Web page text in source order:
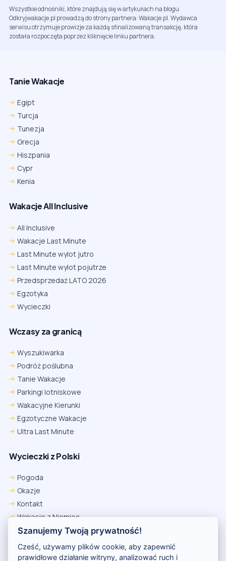
Wszystkie odnośniki, które znajdują się w artykułach na blogu
Odkryjwakacje.pl prowadzą do strony partnera: Wakacje.pl. Wydawca
serwisu otrzymuje prowizje za każdą sfinalizowaną transakcję, która
została rozpoczęta poprzez kliknięcie linku partnera.
Tanie Wakacje
Egipt
Turcja
Tunezja
Grecja
Hiszpania
Cypr
Kenia
Wakacje All Inclusive
All Inclusive
Wakacje Last Minute
Last Minute wylot jutro
Last Minute wylot pojutrze
Przedsprzedaż LATO 2026
Egzotyka
Wycieczki
Wczasy za granicą
Wyszukiwarka
Podróż poślubna
Tanie Wakacje
Parkingi lotniskowe
Wakacyjne Kierunki
Egzotyczne Wakacje
Ultra Last Minute
Wycieczki z Polski
Pogoda
Okazje
Kontakt
Wakacje z Niemiec
Polityka Prywatności
Wakacje w Egipcie
Rankingi hoteli
Szanujemy Twoją prywatność!
Cześć, używamy plików cookie, aby zapewnić
prawidłowe działanie witryny, analizować ruch i